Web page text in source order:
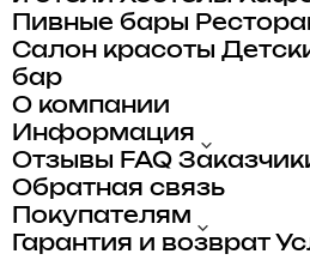
Пивные бары
Салон красоты
бар
О компании
Информация
Отзывы FAQ
Обратная связь
Покупателям
Гарантия и возврат